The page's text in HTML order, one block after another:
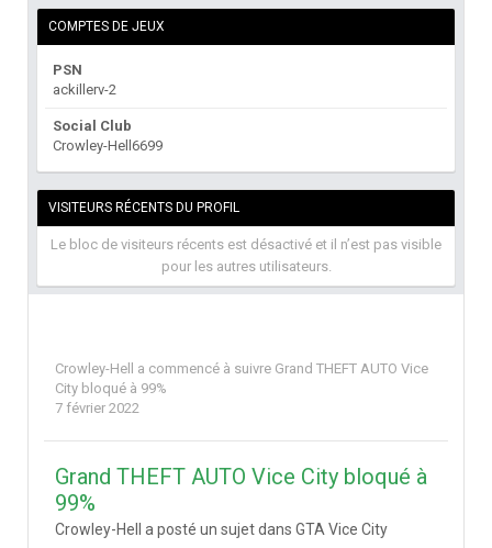
COMPTES DE JEUX
PSN
ackillerv-2
Social Club
Crowley-Hell6699
VISITEURS RÉCENTS DU PROFIL
Le bloc de visiteurs récents est désactivé et il n’est pas visible
pour les autres utilisateurs.
Crowley-Hell a commencé à suivre Grand THEFT AUTO Vice
City bloqué à 99%
7 février 2022
Grand THEFT AUTO Vice City bloqué à
99%
Crowley-Hell a posté un sujet dans GTA Vice City